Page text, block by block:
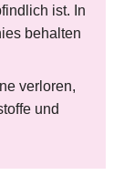
ist. In
behalten
verloren,
und